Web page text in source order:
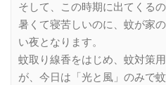
そして、この時期に出てくるの
暑くて寝苦しいのに、蚊が家
い夜となります。
蚊取り線香をはじめ、蚊対策
が、今日は「光と風」のみで